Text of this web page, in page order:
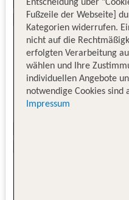
Entscheidung über
Fußzeile der Webseite]
Kategorien widerrufen.
nicht auf die
erfolgten Verarbeitung
wählen und Ihre
individuellen Angebote
notwendige Cookies sind
Impressum